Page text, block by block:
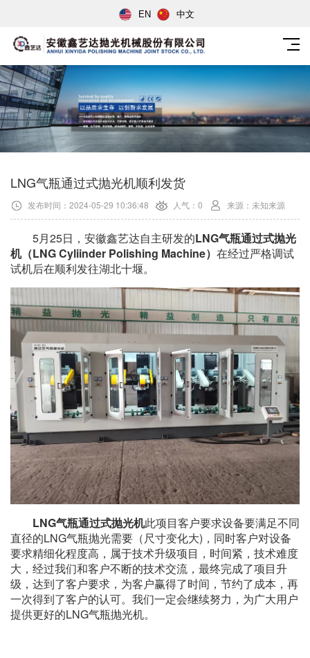
EN 中文
LNG气瓶通过式抛光机顺利发货
发布时间：2024-05-29 10:36:48 人气：0 来源：未知来源
5月25日，安徽鑫艺达自主研发的LNG气瓶通过式抛光
机（LNG Cyliinder Polishing Machine） 在经过严格调试
试机后在顺利发往湖北十堰。
LNG气瓶通过式抛光机此项目客户要求设备要满足不同
直径的LNG气瓶抛光需要（尺寸变化大)，同时客户对设备
要求精细化程度高，属于技术升级项目，时间紧，技术难度
大，经过我们和客户不断的技术交流，最终完成了项目升
级，达到了客户要求，为客户赢得了时间，节约了成本，再
一次得到了客户的认可。我们一定会继续努力，为广大用户
提供更好的LNG气瓶抛光机。